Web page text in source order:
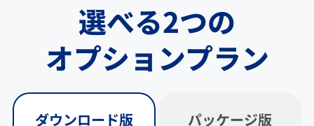
選べる2つの
オプションプラン
ダウンロード版 パッケージ版